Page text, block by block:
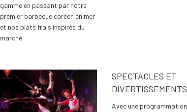
gamme en passant par notre
premier barbecue coréen en mer
et nos plats frais inspirés du
marché
SPECTACLES ET
DIVERTISSEMENTS
Avec une programmation